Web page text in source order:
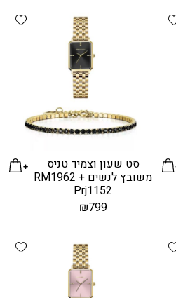
Add wishlist
סט שעון וצמיד טניס
משובץ לנשים RM1962 +
Prj1152
₪799
Add wishlist